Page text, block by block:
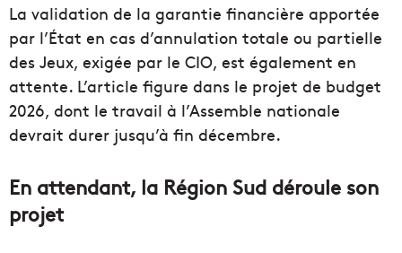
La validation de la garantie financière apportée
par l’État en cas d’annulation totale ou partielle
des Jeux, exigée par le CIO, est également en
attente. L’article figure dans le projet de budget
2026, dont le travail à l’Assemble nationale
devrait durer jusqu’à fin décembre.
En attendant, la Région Sud déroule son
projet